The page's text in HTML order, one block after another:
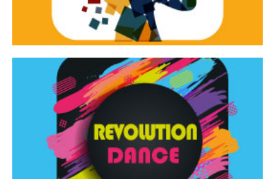
Revolution Dance
Rassegna di danza contemporanea – I Edizione